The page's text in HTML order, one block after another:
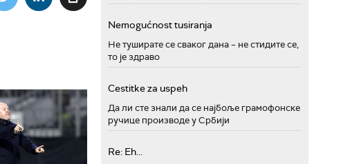
Nemogućnost tusiranja
Не туширате се сваког дана – не стидите се,
то је здраво
Cestitke za uspeh
Да ли сте знали да се најбоље грамофонске
ручице производе у Србији
Re: Eh...